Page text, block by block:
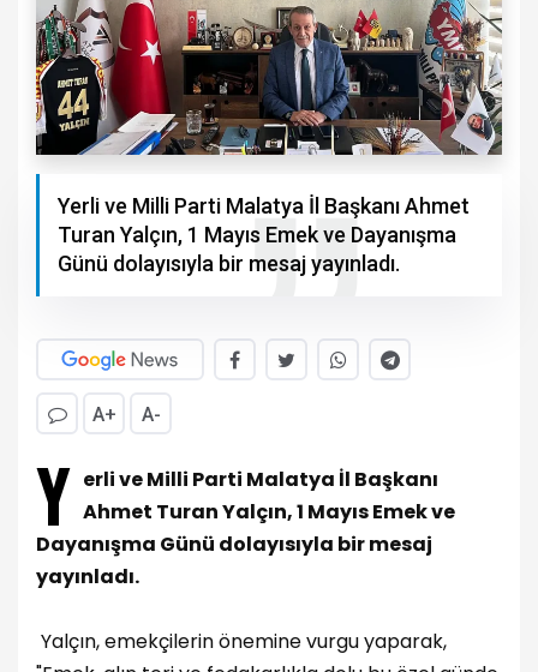
Yerli ve Milli Parti Malatya İl Başkanı Ahmet
Turan Yalçın, 1 Mayıs Emek ve Dayanışma
Günü dolayısıyla bir mesaj yayınladı.
A+ A-
Y erli ve Milli Parti Malatya İl Başkanı
Ahmet Turan Yalçın, 1 Mayıs Emek ve
Dayanışma Günü dolayısıyla bir mesaj
yayınladı.
Yalçın, emekçilerin önemine vurgu yaparak,